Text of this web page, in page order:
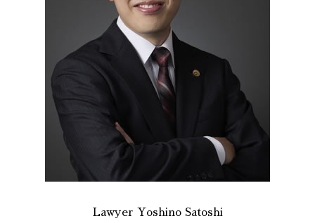
Lawyer Yoshino Satoshi